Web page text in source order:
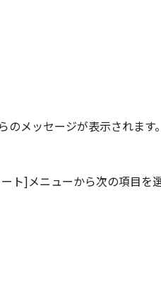
メッセージが表示されます。
ト]メニューから次の項目を